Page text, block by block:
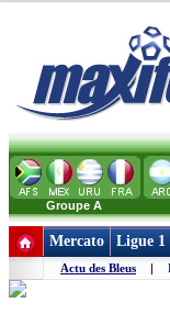
Groupe A
Mercato Ligue 1
Actu des Bleus |